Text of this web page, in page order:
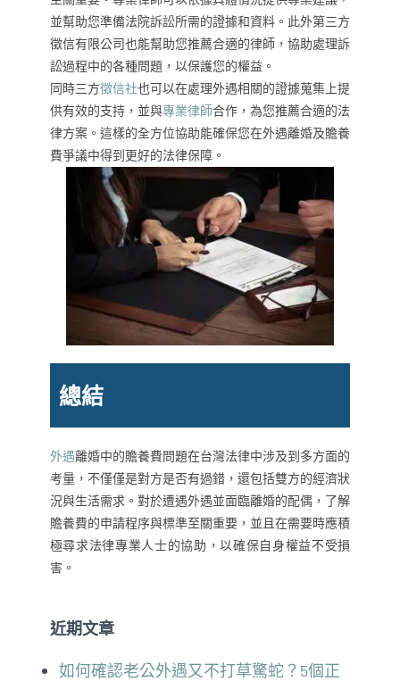
並幫助您準備法院訴訟所需的證據和資料。此外第三方
徵信有限公司也能幫助您推薦合適的律師，協助處理訴
訟過程中的各種問題，以保護您的權益。
同時三方徵信社也可以在處理外遇相關的證據蒐集上提
供有效的支持，並與專業律師合作，為您推薦合適的法
律方案。這樣的全方位協助能確保您在外遇離婚及贍養
費爭議中得到更好的法律保障。
總結
外遇離婚中的贍養費問題在台灣法律中涉及到多方面的
考量，不僅僅是對方是否有過錯，還包括雙方的經濟狀
況與生活需求。對於遭遇外遇並面臨離婚的配偶，了解
贍養費的申請程序與標準至關重要，並且在需要時應積
極尋求法律專業人士的協助，以確保自身權益不受損
害。
近期文章
如何確認老公外遇又不打草驚蛇？5個正